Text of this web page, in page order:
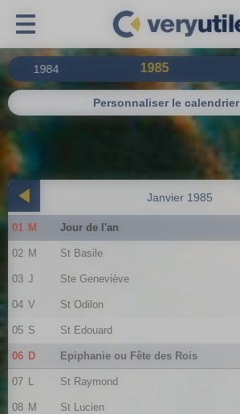
1984 1985
Personnaliser le calendrier
Janvier 1985
01 M Jour de l'an
02 M St Basile
03 J Ste Geneviève
04 V St Odilon
05 S St Edouard
06 D Epiphanie ou Fête des Rois
07 L St Raymond
08 M St Lucien